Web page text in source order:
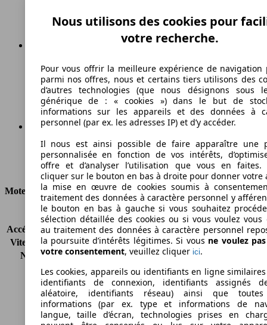
177 g/km
Émissions de CO2 (combinées)*
Ø 7.5 l/100km
Consommation
Moteur et Puissance
KW (CH)
116 kW (158 PS)
Accélération (0-100 km/h) 11.0s
Vitesse maximale (km/h) 185 km/h
Nombre de vitesses
7
Couple
198 nm
Cylindrée
1987 ccm
Carburant
Essence
Cylindres
Transmission
Boîte automatique
Nous utilisons des cookies pour
votre recherche.
Pour vous offrir la meilleure expérience de navigation
parmi nos offres, nous et certains tiers utilisons des
d’autres technologies (que nous désignons sous
générique de : « cookies ») dans le but de
informations sur les appareils et des données à
personnel (par ex. les adresses IP) et d’y accéder.
Il nous est ainsi possible de faire apparaître une
personnalisée en fonction de vos intérêts,
offre et d’analyser l’utilisation que vous en faites.
cliquer sur le bouton en bas à droite pour donner votre
la mise en œuvre de cookies soumis à
traitement des données à caractère personnel y
le bouton en bas à gauche si vous souhaitez
sélection détaillée des cookies ou si vous voulez vous
au traitement des données à caractère personnel
la poursuite d’intérêts légitimes. Si vous ne voulez
votre consentement, veuillez cliquer ici.
Les cookies, appareils ou identifiants en ligne
identifiants de connexion, identifiants assignés
aléatoire, identifiants réseau) ainsi que
informations (par ex. type et informations de
langue, taille d’écran, technologies prises en